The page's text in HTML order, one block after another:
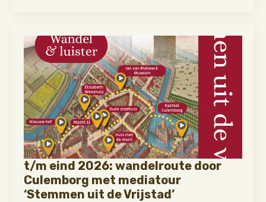
t/m eind 2026: wandelroute door
Culemborg met mediatour
‘Stemmen uit de Vrijstad’